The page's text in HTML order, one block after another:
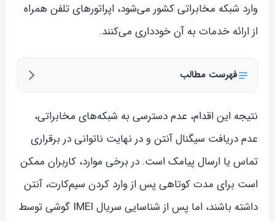
وارد شبکه مخابراتی کشور می‌شود، اپراتورهای تلفن همراه
از ارائه خدمات به آن خودداری می‌کنند.
فهرست مطالب
نتیجه این اقدام، عدم دسترسی به شبکه‌های مخابراتی،
عدم دریافت سیگنال آنتن و در نهایت ناتوانی در برقراری
تماس یا ارسال پیامک است. در برخی موارد، کاربران ممکن
است برای مدت کوتاهی پس از وارد کردن سیم‌کارت، آنتن
داشته باشند، اما پس از شناسایی سریال IMEI گوشی توسط